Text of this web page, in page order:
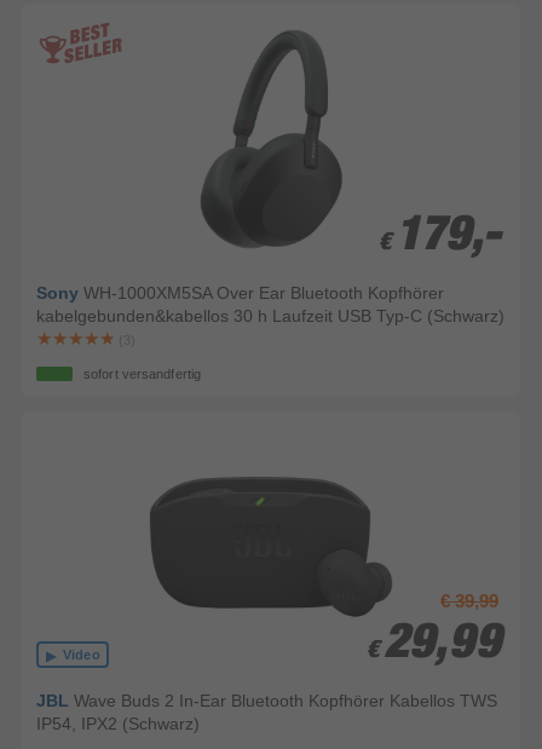
€ 179,-
€ 179,-
Sony WH-1000XM5SA Over Ear Bluetooth Kopfhörer
kabelgebunden&kabellos 30 h Laufzeit USB Typ-C (Schwarz)
(3)
sofort versandfertig
Video
€ 39,99
€ 29,99
€ 29,99
JBL Wave Buds 2 In-Ear Bluetooth Kopfhörer Kabellos TWS
IP54, IPX2 (Schwarz)